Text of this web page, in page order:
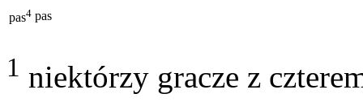
pas4 pas
1 niektórzy gracze z